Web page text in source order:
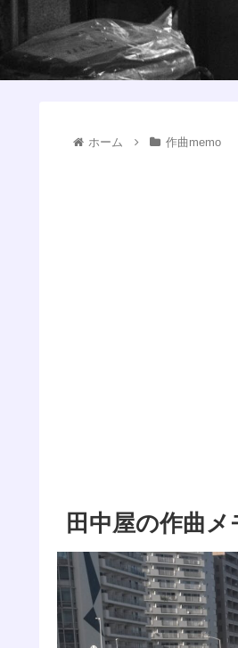
ホーム 作曲memo
田中屋の作曲